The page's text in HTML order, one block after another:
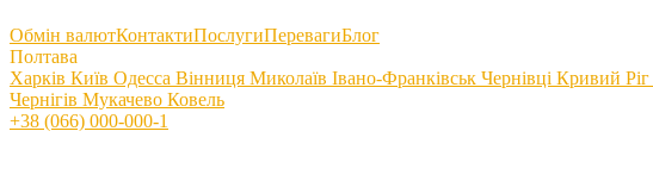
Обмін валютКонтактиПослугиПеревагиБлог
Полтава
Харків Київ Одесса Вінниця Миколаїв Івано-Франківськ Чернівці Кривий Ріг
Чернігів Мукачево Ковель
+38 (066) 000-000-1